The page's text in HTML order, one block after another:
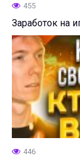
455
Заработок на
446